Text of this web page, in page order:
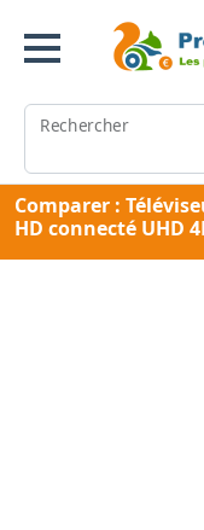
Rechercher
Comparer :
HD connecté UHD